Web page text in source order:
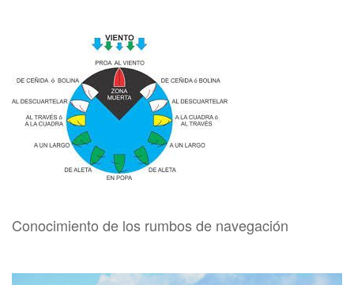
Conocimiento de los rumbos de navegación